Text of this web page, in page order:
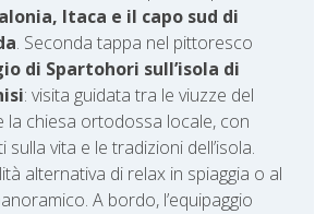
Itaca e il capo sud di
. Seconda tappa nel pittoresco
di Spartohori sull’isola di
: visita guidata tra le viuzze del
la chiesa ortodossa locale, con
sulla vita e le tradizioni dell’isola.
alternativa di relax in spiaggia o al
A bordo, l’equipaggio